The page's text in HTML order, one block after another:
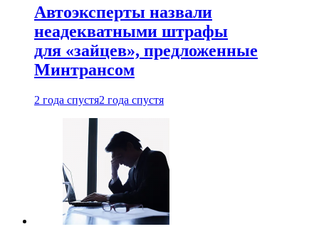
Автоэксперты назвали
неадекватными штрафы
для «зайцев», предложенные
Минтрансом
2 года спустя2 года спустя